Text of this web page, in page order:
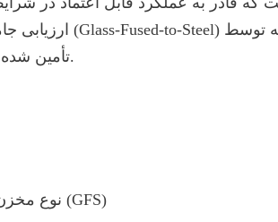
تأمین شده بود، به عنوان راه‌حل بهینه انتخاب شد.
نوع مخزن: مخازن شیشه‌ای-ذوب شده به فولاد (GFS)